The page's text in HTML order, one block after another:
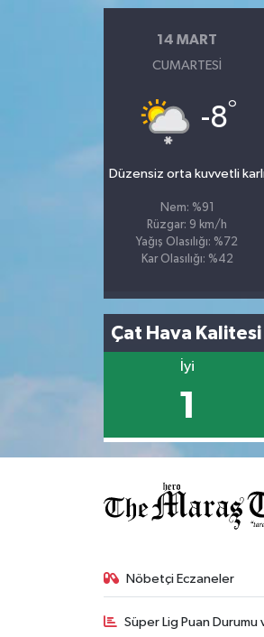
14 MART
CUMARTESI
-8°
Düzensiz orta kuvvetli
Nem: %91
Rüzgar: 9 km/h
Yağış Olasılığı: %72
Kar Olasılığı: %42
Çat Hava Kalitesi
İyi
1
Nöbetçi Eczaneler
Süper Lig Puan Durumu